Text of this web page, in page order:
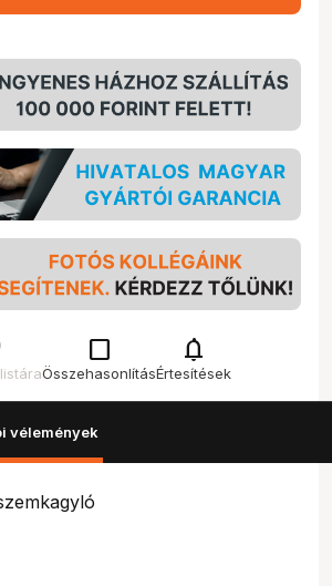
check_box_outline_blank
Összehasonlítás
notifications
Értesítések
vélemények